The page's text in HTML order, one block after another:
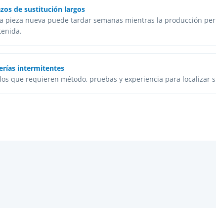
de sustitución largos
pieza nueva puede tardar semanas mientras la producción
intermitentes
que requieren método, pruebas y experiencia para localizar